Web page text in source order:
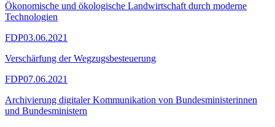
Ökonomische und ökologische Landwirtschaft durch moderne
Technologien
FDP03.06.2021
Verschärfung der Wegzugsbesteuerung
FDP07.06.2021
Archivierung digitaler Kommunikation von Bundesministerinnen
und Bundesministern